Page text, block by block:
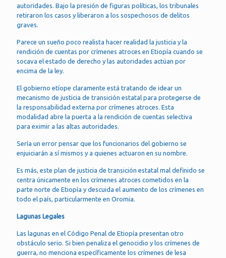
autoridades. Bajo la presión de figuras políticas, los tribunales
retiraron los casos y liberaron a los sospechosos de delitos
graves.
Parece un sueño poco realista hacer realidad la justicia y la
rendición de cuentas por crímenes atroces en Etiopía cuando se
socava el estado de derecho y las autoridades actúan por
encima de la ley.
El gobierno etíope claramente está tratando de idear un
mecanismo de justicia de transición estatal para protegerse de
la responsabilidad externa por crímenes atroces. Esta
modalidad abre la puerta a la rendición de cuentas selectiva
para eximir a las altas autoridades.
Sería un error pensar que los funcionarios del gobierno se
enjuiciarán a sí mismos y a quienes actuaron en su nombre.
Es más, este plan de justicia de transición estatal mal definido se
centra únicamente en los crímenes atroces cometidos en la
parte norte de Etiopía y descuida el aumento de los crímenes en
todo el país, particularmente en Oromia.
Lagunas Legales
Las lagunas en el Código Penal de Etiopía presentan otro
obstáculo serio. Si bien penaliza el genocidio y los crímenes de
guerra, no menciona específicamente los crímenes de lesa